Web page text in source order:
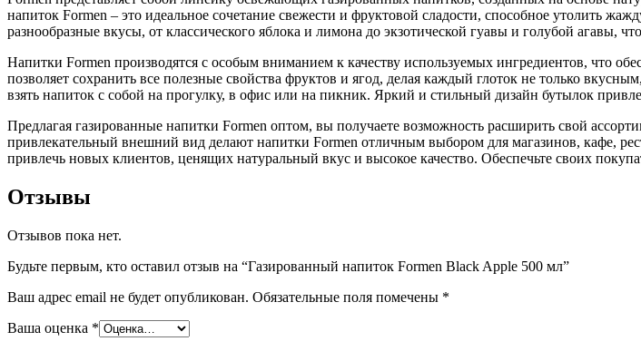
напиток Formen – это идеальное сочетание свежести и фруктовой сладости, способное утолить
разнообразные вкусы, от классического яблока и лимона до экзотической гуавы и голубой агавы,
Напитки Formen производятся с особым вниманием к качеству используемых ингредиентов, что
позволяет сохранить все полезные свойства фруктов и ягод, делая каждый глоток не только
взять напиток с собой на прогулку, в офис или на пикник. Яркий и стильный дизайн бутылок
Предлагая газированные напитки Formen оптом, вы получаете возможность расширить свой
привлекательный внешний вид делают напитки Formen отличным выбором для магазинов, кафе,
привлечь новых клиентов, ценящих натуральный вкус и высокое качество. Обеспечьте своих
Отзывы
Отзывов пока нет.
Будьте первым, кто оставил отзыв на “Газированный напиток Formen Black Apple 500 мл”
Ваш адрес email не будет опубликован. Обязательные поля помечены *
Ваша оценка *